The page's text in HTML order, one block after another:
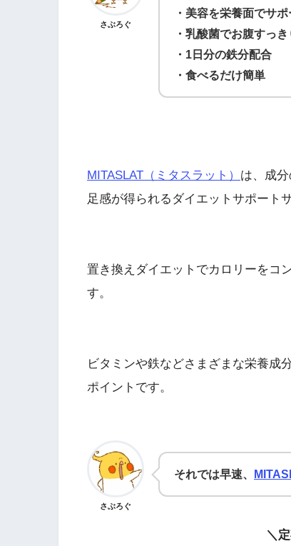
さぶろぐ
・美容を栄養面でサポ
・乳酸菌でお腹すっき
・1日分の鉄分配合
・食べるだけ簡単
MITASLAT（ミタスラット） は、成
足感が得られるダイエットサポート
置き換えダイエットでカロリーをコ
す。
ビタミンや鉄などさまざまな栄養成
ポイントです。
さぶろぐ
それでは早速、
＼